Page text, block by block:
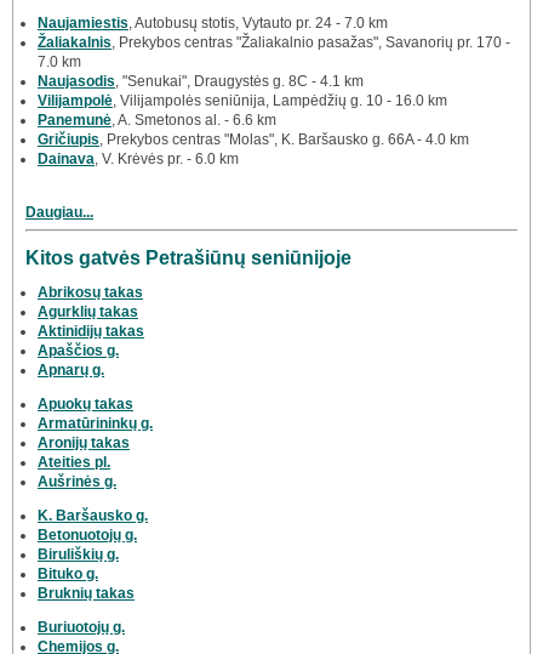
Naujamiestis, Autobusų stotis, Vytauto pr. 24 - 7.0 km
Žaliakalnis, Prekybos centras "Žaliakalnio pasažas", Savanorių pr. 170 -
7.0 km
Naujasodis, "Senukai", Draugystės g. 8C - 4.1 km
Vilijampolė, Vilijampolės seniūnija, Lampėdžių g. 10 - 16.0 km
Panemunė, A. Smetonos al. - 6.6 km
Gričiupis, Prekybos centras "Molas", K. Baršausko g. 66A - 4.0 km
Dainava, V. Krėvės pr. - 6.0 km
Daugiau...
Kitos gatvės Petrašiūnų seniūnijoje
Abrikosų takas
Agurklių takas
Aktinidijų takas
Apaščios g.
Apnarų g.
Apuokų takas
Armatūrininkų g.
Aronijų takas
Ateities pl.
Aušrinės g.
K. Baršausko g.
Betonuotojų g.
Biruliškių g.
Bituko g.
Bruknių takas
Buriuotojų g.
Chemijos g.